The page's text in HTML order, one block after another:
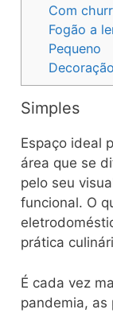
Com
Fogão a
Pequeno
Simples
Espaço ideal
área que se
pelo seu
funcional. O
prática
É cada vez
pandemia, as